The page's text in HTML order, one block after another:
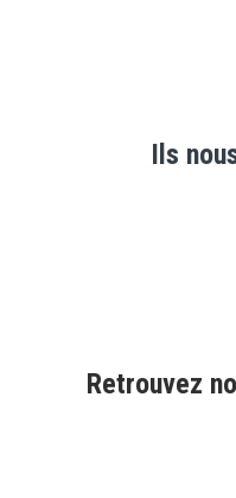
Ils
Retrouvez